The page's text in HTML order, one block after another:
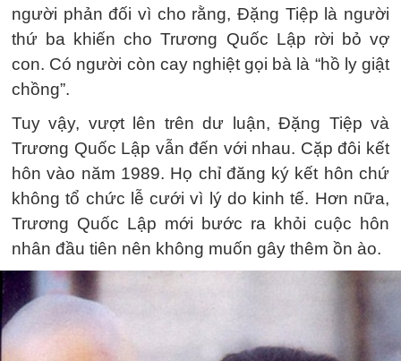
người phản đối vì cho rằng, Đặng Tiệp là người
thứ ba khiến cho Trương Quốc Lập rời bỏ vợ
con. Có người còn cay nghiệt gọi bà là “hồ ly giật
chồng”.
Tuy vậy, vượt lên trên dư luận, Đặng Tiệp và
Trương Quốc Lập vẫn đến với nhau. Cặp đôi kết
hôn vào năm 1989. Họ chỉ đăng ký kết hôn chứ
không tổ chức lễ cưới vì lý do kinh tế. Hơn nữa,
Trương Quốc Lập mới bước ra khỏi cuộc hôn
nhân đầu tiên nên không muốn gây thêm ồn ào.